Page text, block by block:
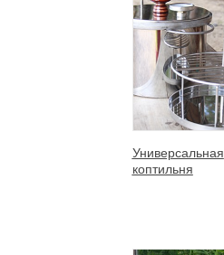
Универсальная
коптильня